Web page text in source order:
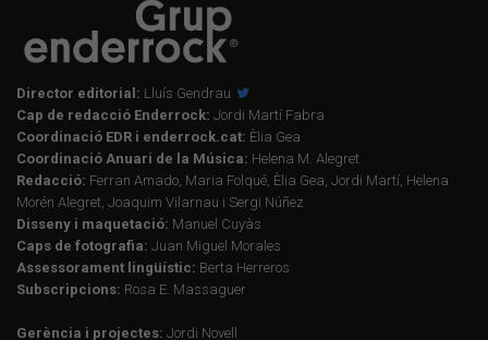
Director editorial: Lluís Gendrau
Cap de redacció Enderrock: Jordi Martí Fabra
Coordinació EDR i enderrock.cat: Èlia Gea
Coordinació Anuari de la Música: Helena M. Alegret
Redacció: Ferran Amado, Maria Folqué, Èlia Gea, Jordi Martí, Helena
Morén Alegret, Joaquim Vilarnau i Sergi Núñez
Disseny i maquetació: Manuel Cuyàs
Caps de fotografia: Juan Miguel Morales
Assessorament lingüístic: Berta Herreros
Subscripcions: Rosa E. Massaguer
Gerència i projectes: Jordi Novell